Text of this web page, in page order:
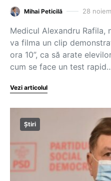
Mihai Peticilă 28
Medicul Alexandru Rafila,
va filma un clip
ora 10”, ca să arate
cum se face un test
Vezi articolul
Știri